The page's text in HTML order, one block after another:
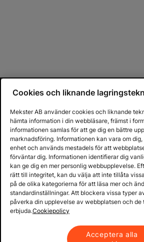
Cookies och liknande
Mekster AB använder cookies och liknande
hämta information i din webbläsare, främst i
informationen samlas för att ge dig en bättre
marknadsföring. Informationen kan vara om
enhet och används mestadels för att
förväntar dig. Informationen identifierar dig
kan ge dig en mer personlig webbupplevelse.
rätt till integritet, kan du välja att inte tillåta
på de olika kategorierna för att läsa mer och
standardinställningar. Att blockera vissa typer
påverka din upplevelse av webbplatsen och de
erbjuda.Cookiepolicy
Acceptera alla